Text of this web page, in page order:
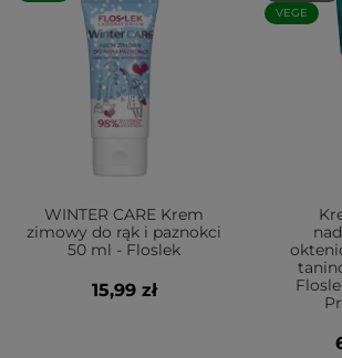
WINTER CARE Krem
zimowy do rąk i paznokci
50 ml - Floslek
15,99 zł
VEGE